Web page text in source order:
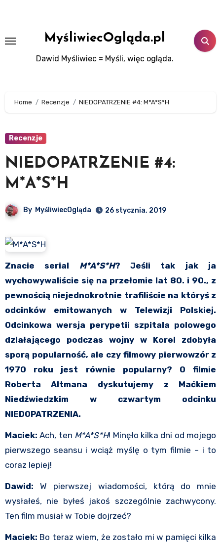
MyśliwiecOgląda.pl
Dawid Myśliwiec = Myśli, więc ogląda.
Home Recenzje NIEDOPATRZENIE #4: M*A*S*H
Recenzje
NIEDOPATRZENIE #4:
M*A*S*H
By MyśliwiecOgląda 26 stycznia, 2019
Znacie serial M*A*S*H? Jeśli tak jak ja
wychowywaliście się na przełomie lat 80. i 90., z
pewnością niejednokrotnie trafiliście na któryś z
odcinków emitowanych w Telewizji Polskiej.
Odcinkowa wersja perypetii szpitala polowego
działającego podczas wojny w Korei zdobyła
sporą popularność, ale czy filmowy pierwowzór z
1970 roku jest równie popularny? O filmie
Roberta Altmana dyskutujemy z Maćkiem
Niedźwiedzkim w czwartym odcinku
NIEDOPATRZENIA.
Maciek:Ach, ten M*A*S*H! Minęło kilka dni od mojego
pierwszego seansu i wciąż myślę o tym filmie – i to
coraz lepiej!
Dawid: W pierwszej wiadomości, którą do mnie
wysłałeś, nie byłeś jakoś szczególnie zachwycony.
Ten film musiał w Tobie dojrzeć?
Maciek: Bo teraz wiem, że zostało mi w pamięci kilka